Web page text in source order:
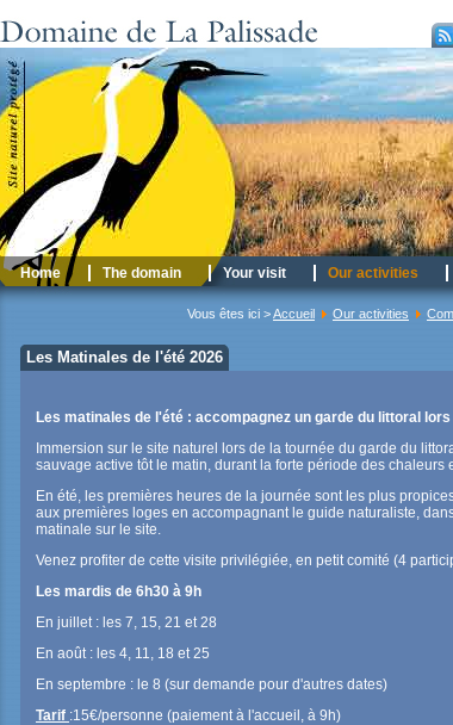
Home The domain Your visit Our activities
Vous êtes ici >Accueil Our activities
Les Matinales de l'été 2026
Les matinales de l'été : accompagnez un garde du littoral
Immersion sur le site naturel lors de la tournée du garde du
sauvage active tôt le matin, durant la forte période des chaleurs
En été, les premières heures de la journée sont les plus
aux premières loges en accompagnant le guide naturaliste,
matinale sur le site.
Venez profiter de cette visite privilégiée, en petit comité (4
Les mardis de 6h30 à 9h
En juillet : les 7, 15, 21 et 28
En août : les 4, 11, 18 et 25
En septembre : le 8 (sur demande pour d'autres dates)
Tarif :15€/personne (paiement à l'accueil, à 9h)